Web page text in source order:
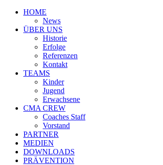
HOME
News
ÜBER UNS
Historie
Erfolge
Referenzen
Kontakt
TEAMS
Kinder
Jugend
Erwachsene
CMA CREW
Coaches Staff
Vorstand
PARTNER
MEDIEN
DOWNLOADS
PRÄVENTION